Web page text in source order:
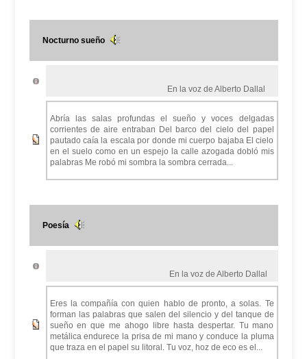
Nocturno sueño
En la voz de Alberto Dallal
Abría las salas profundas el sueño y voces delgadas
corrientes de aire entraban Del barco del cielo del papel
pautado caía la escala por donde mi cuerpo bajaba El cielo
en el suelo como en un espejo la calle azogada dobló mis
palabras Me robó mi sombra la sombra cerrada...
Poesía
En la voz de Alberto Dallal
Eres la compañía con quien hablo de pronto, a solas. Te
forman las palabras que salen del silencio y del tanque de
sueño en que me ahogo libre hasta despertar. Tu mano
metálica endurece la prisa de mi mano y conduce la pluma
que traza en el papel su litoral. Tu voz, hoz de eco es el...